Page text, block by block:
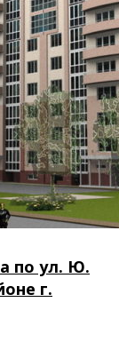
по ул. Ю.
г.